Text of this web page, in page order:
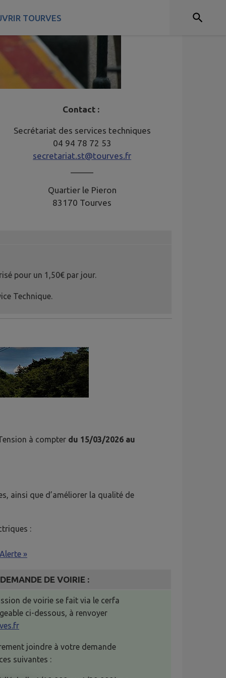
TOURVES
Contact :
Secrétariat des services techniques
04 94 78 72 53
secretariat.st@tourves.fr
Quartier le Pieron
83170 Tourves
pour un 1,50€ par jour.
Technique.
à compter du 15/03/2026 au
ainsi que d’améliorer la qualité de
:
»
DEMANDE DE VOIRIE :
de voirie se fait via le cerfa
ci-dessous, à renvoyer
joindre à votre demande
suivantes :